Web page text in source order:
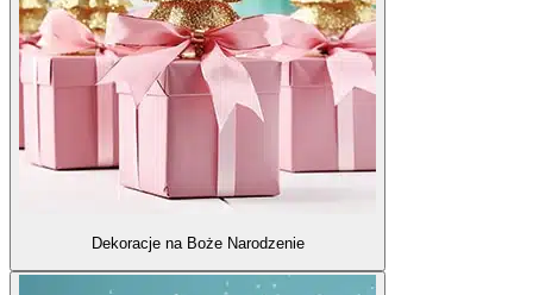
Dekoracje na Boże Narodzenie